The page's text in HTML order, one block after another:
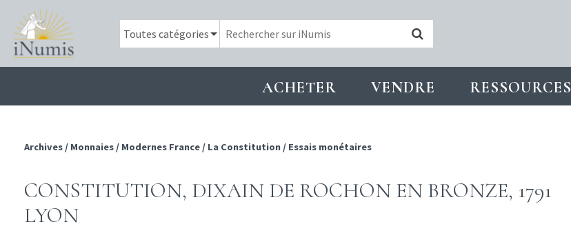
ACHETER VENDRE RESSOURCES
Archives / Monnaies / Modernes France / La Constitution / Essais monétaires
CONSTITUTION, DIXAIN DE ROCHON EN BRONZE, 1791
LYON